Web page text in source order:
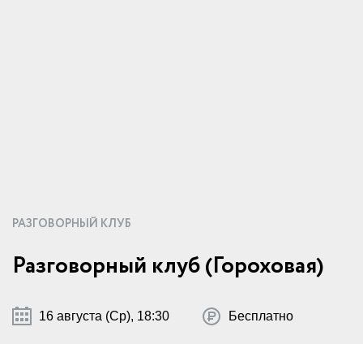
РАЗГОВОРНЫЙ КЛУБ
Разговорный клуб (Гороховая)
16 августа (Ср), 18:30 Бесплатно